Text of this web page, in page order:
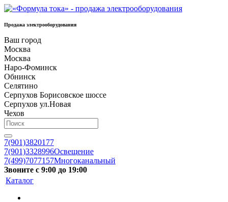
Продажа электрооборудования
Ваш город
Москва
Москва
Наро-Фоминск
Обнинск
Селятино
Серпухов Борисовское шоссе
Серпухов ул.Новая
Чехов
7(901)3820177
7(901)3328996Освещение
7(499)7077157Многоканальный
Звоните с 9:00 до 19:00
Каталог